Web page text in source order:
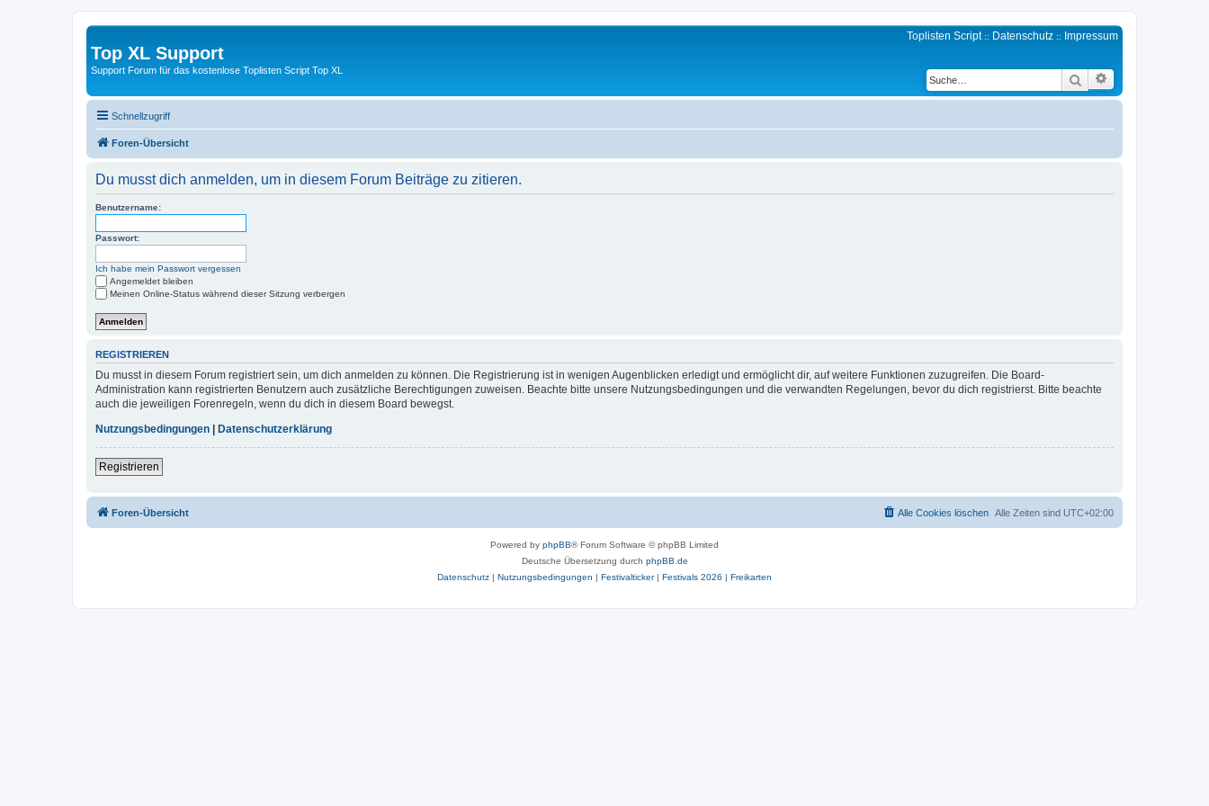
Top XL Support
Support Forum für das kostenlose Toplisten Script Top XL
Toplisten Script:: Datenschutz :: Impressum
Suche
Schnellzugriff
Foren-Übersicht
Du musst dich anmelden, um in diesem Forum Beiträge zu zitieren.
Benutzername:
Passwort:
Ich habe mein Passwort vergessen
Angemeldet bleiben
Meinen Online-Status während dieser Sitzung verbergen
REGISTRIEREN
Du musst in diesem Forum registriert sein, um dich anmelden zu können. Die Registrierung ist in wenigen Augenblicken erledigt und ermöglicht dir, auf weitere Funktionen zuzugreifen. Die Board-
Administration kann registrierten Benutzern auch zusätzliche Berechtigungen zuweisen. Beachte bitte unsere Nutzungsbedingungen und die verwandten Regelungen, bevor du dich registrierst. Bitte beachte
auch die jeweiligen Forenregeln, wenn du dich in diesem Board bewegst.
Nutzungsbedingungen
Datenschutzerklärung
Registrieren
Foren-Übersicht Alle Zeiten sind UTC+02:00
Alle Cookies löschen
Powered by phpBB® Forum Software © phpBB Limited
Deutsche Übersetzung durch phpBB.de
Datenschutz | Nutzungsbedingungen | Festivalticker| Festivals 2026 | Freikarten